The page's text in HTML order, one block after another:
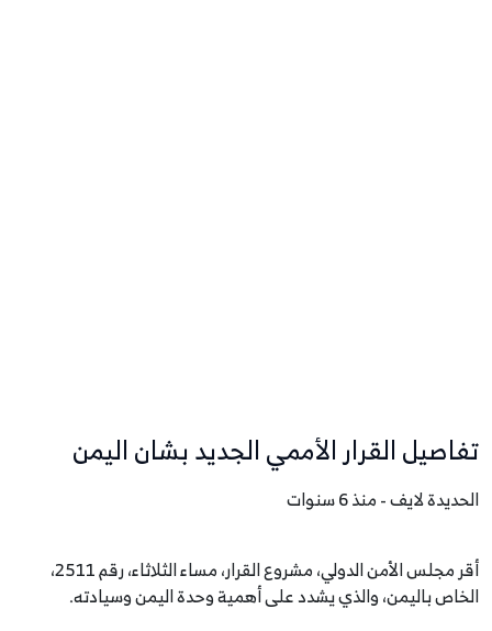
تفاصيل القرار الأممي الجديد بشان اليمن
الحديدة لايف - منذ 6 سنوات
أقر مجلس الأمن الدولي، مشروع القرار، مساء الثلاثاء، رقم 2511،
الخاص باليمن، والذي يشدد على أهمية وحدة اليمن وسيادته.